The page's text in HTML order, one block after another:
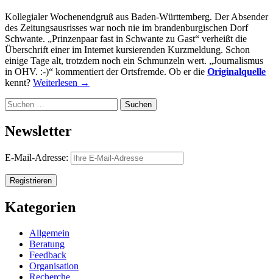
Kollegialer Wochenendgruß aus Baden-Württemberg. Der Absender
des Zeitungsausrisses war noch nie im brandenburgischen Dorf
Schwante. „Prinzenpaar fast in Schwante zu Gast“ verheißt die
Überschrift einer im Internet kursierenden Kurzmeldung. Schon
einige Tage alt, trotzdem noch ein Schmunzeln wert. „Journalismus
in OHV. :-)“ kommentiert der Ortsfremde. Ob er die Originalquelle
kennt? Weiterlesen →
Suchen
nach:
Newsletter
E-Mail-Adresse:
Kategorien
Allgemein
Beratung
Feedback
Organisation
Recherche